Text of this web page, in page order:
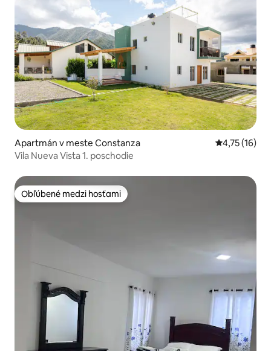
Apartmán v meste Constanza Priemerné
4,75 (16)
Vila Nueva Vista 1. poschodie
Obľúbené medzi hosťami
Obľúbené medzi hosťami